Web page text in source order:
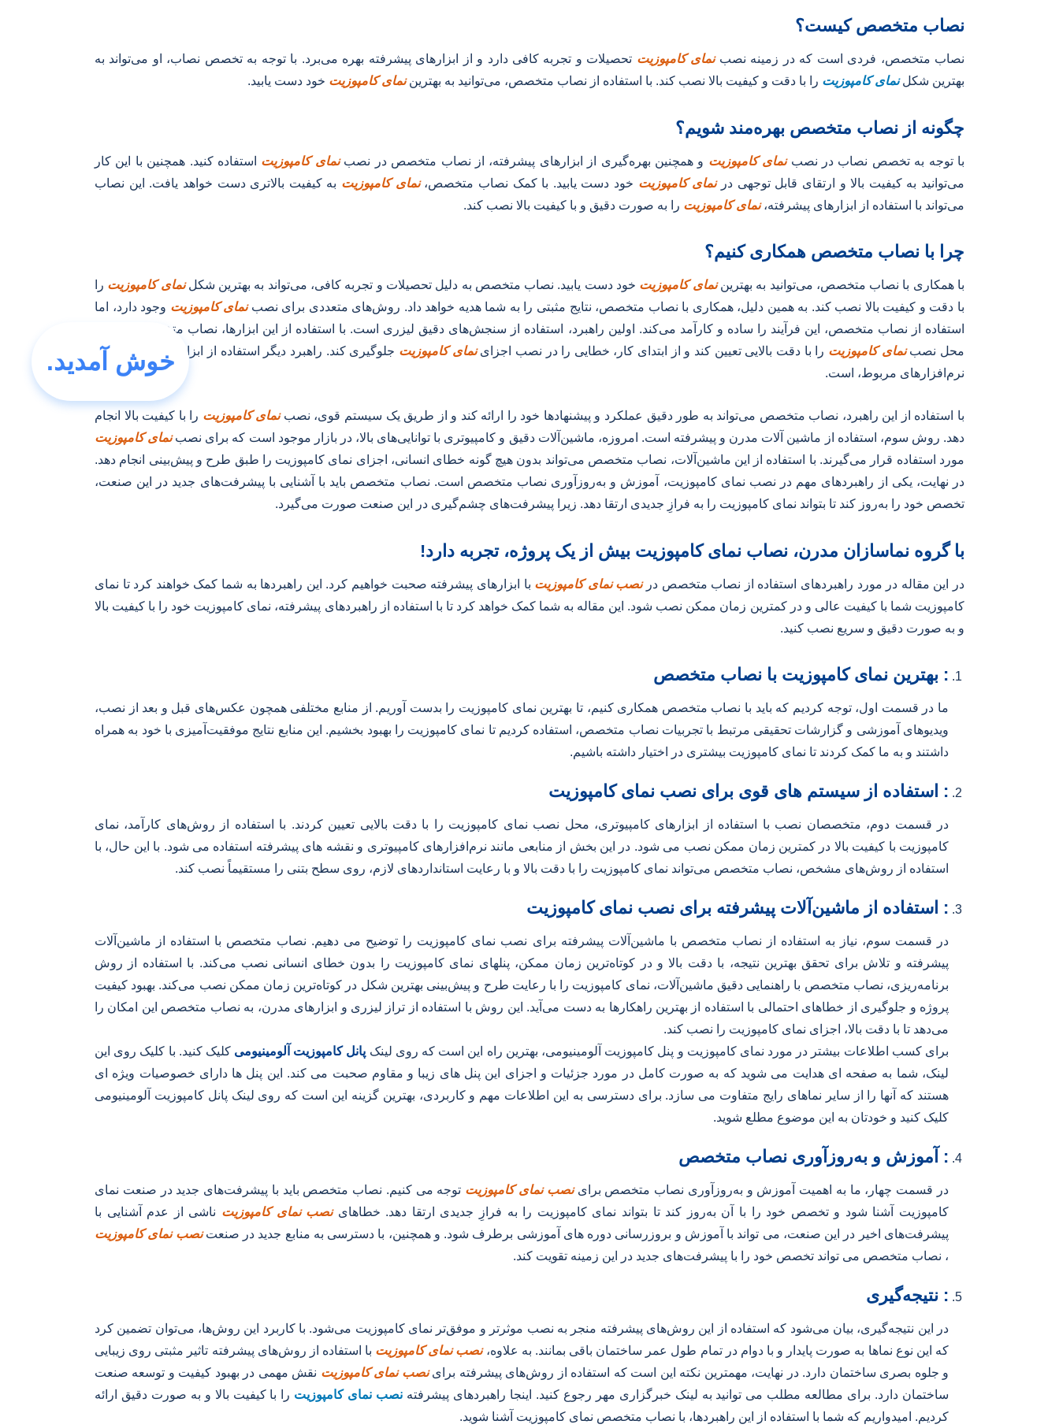
نصاب متخصص کیست؟
نصاب متخصص، فردی است که در زمینه نصبنمای کامپوزیت تحصیلات و تجربه کافی دارد و از ابزارهای پیشرفته بهره می‌برد. با توجه به تخصص نصاب، او می‌تواند به
بهترین شکلنمای کامپوزیت را با دقت و کیفیت بالا نصب کند. با استفاده از نصاب متخصص، می‌توانید به بهتریننمای کامپوزیت خود دست یابید.
چگونه از نصاب متخصص بهره‌مند شویم؟
با توجه به تخصص نصاب در نصبنمای کامپوزیت و همچنین بهره‌گیری از ابزارهای پیشرفته، از نصاب متخصص در نصبنمای کامپوزیت
استفاده کنید. همچنین با این کار
می‌توانید به کیفیت بالا و ارتقای قابل توجهی درنمای کامپوزیت خود دست یابید. با کمک نصاب متخصص،نمای کامپوزیت به کیفیت بالاتری دست خواهد یافت. این نصاب
می‌تواند با استفاده از ابزارهای پیشرفته،نمای کامپوزیت را به صورت دقیق و با کیفیت بالا نصب کند.
چرا با نصاب متخصص همکاری کنیم؟
با همکاری با نصاب متخصص، می‌توانید به بهتریننمای کامپوزیت خود دست یابید. نصاب متخصص به دلیل تحصیلات و تجربه کافی، می‌تواند به بهترین شکلنمای کامپوزیت را
با دقت و کیفیت بالا نصب کند. به همین دلیل، همکاری با نصاب متخصص، نتایج مثبتی را به شما هدیه خواهد داد. روش‌های متعددی برای نصبنمای کامپوزیت وجود دارد، اما
استفاده از نصاب متخصص، این فرآیند را ساده و کارآمد می‌کند. اولین راهبرد، استفاده از سنجش‌های دقیق لیزری است. با استفاده از این ابزارها، نصاب متخصص می‌تواند
محل نصبنمای کامپوزیت را با دقت بالایی تعیین کند و از ابتدای کار، خطایی را در نصب اجزاینمای کامپوزیت جلوگیری کند. راهبرد دیگر استفاده از ابزارهای کامپیوتری و
نرم‌افزارهای مربوط، است.
با استفاده از این راهبرد، نصاب متخصص می‌تواند به طور دقیق عملکرد و پیشنهادها خود را ارائه کند و از طریق یک سیستم قوی، نصبنمای کامپوزیت را با کیفیت بالا انجام
دهد. روش سوم، استفاده از ماشین آلات مدرن و پیشرفته است. امروزه، ماشین‌آلات دقیق و کامپیوتری با توانایی‌های بالا، در بازار موجود است که برای نصبنمای کامپوزیت
مورد استفاده قرار می‌گیرند. با استفاده از این ماشین‌آلات، نصاب متخصص می‌تواند بدون هیچ گونه خطای انسانی، اجزای نمای کامپوزیت را طبق طرح و پیش‌بینی انجام دهد.
در نهایت، یکی از راهبردهای مهم در نصب نمای کامپوزیت، آموزش و به‌روزآوری نصاب متخصص است. نصاب متخصص باید با آشنایی با پیشرفت‌های جدید در این صنعت،
تخصص خود را به‌روز کند تا بتواند نمای کامپوزیت را به فرازِ جدیدی ارتقا دهد. زیرا پیشرفت‌های چشم‌گیری در این صنعت صورت می‌گیرد.
با گروه نماسازان مدرن، نصاب نمای کامپوزیت بیش از یک پروژه، تجربه‌ دارد!
در این مقاله در مورد راهبردهای استفاده از نصاب متخصص درنصب نمای کامپوزیت با ابزارهای پیشرفته صحبت خواهیم کرد. این راهبردها به شما کمک خواهند کرد تا نمای
کامپوزیت شما با کیفیت عالی و در کمترین زمان ممکن نصب شود. این مقاله به شما کمک خواهد کرد تا با استفاده از راهبردهای پیشرفته، نمای کامپوزیت خود را با کیفیت بالا
و به صورت دقیق و سریع نصب کنید.
: بهترین نمای کامپوزیت با نصاب متخصص
ما در قسمت اول، توجه کردیم که باید با نصاب متخصص همکاری کنیم، تا بهترین نمای کامپوزیت را بدست آوریم. از منابع مختلفی همچون عکس‌های قبل و بعد از نصب،
ویدیوهای آموزشی و گزارشات تحقیقی مرتبط با تجربیات نصاب متخصص، استفاده کردیم تا نمای کامپوزیت را بهبود بخشیم. این منابع نتایج موفقیت‌آمیزی با خود به همراه
داشتند و به ما کمک کردند تا نمای کامپوزیت بیشتری در اختیار داشته باشیم.
: استفاده از سیستم های قوی برای نصب نمای کامپوزیت
در قسمت دوم، متخصصان نصب با استفاده از ابزارهای کامپیوتری، محل نصب نمای کامپوزیت را با دقت بالایی تعیین کردند. با استفاده از روش‌های کارآمد، نمای
کامپوزیت با کیفیت بالا در کمترین زمان ممکن نصب می شود. در این بخش از منابعی مانند نرم‌افزارهای کامپیوتری و نقشه های پیشرفته استفاده می شود. با این حال، با
استفاده از روش‌های مشخص، نصاب متخصص می‌تواند نمای کامپوزیت را با دقت بالا و با رعایت استانداردهای لازم، روی سطح بتنی را مستقیماً نصب کند.
: استفاده از ماشین‌آلات پیشرفته برای نصب نمای کامپوزیت
در قسمت سوم، نیاز به استفاده از نصاب متخصص با ماشین‌آلات پیشرفته برای نصب نمای کامپوزیت را توضیح می دهیم. نصاب متخصص با استفاده از ماشین‌آلات
پیشرفته و تلاش برای تحقق بهترین نتیجه، با دقت بالا و در کوتاه‌ترین زمان ممکن، پنلهای نمای کامپوزیت را بدون خطای انسانی نصب می‌کند. با استفاده از روش
برنامه‌ریزی، نصاب متخصص با راهنمایی دقیق ماشین‌آلات، نمای کامپوزیت را با رعایت طرح و پیش‌بینی بهترین شکل در کوتاه‌ترین زمان ممکن نصب می‌کند. بهبود کیفیت
پروژه و جلوگیری از خطاهای احتمالی با استفاده از بهترین راهکارها به دست می‌آید. این روش با استفاده از تراز لیزری و ابزارهای مدرن، به نصاب متخصص این امکان را
می‌دهد تا با دقت بالا، اجزای نمای کامپوزیت را نصب کند.
برای کسب اطلاعات بیشتر در مورد نمای کامپوزیت و پنل کامپوزیت آلومینیومی، بهترین راه این است که روی لینک پانل کامپوزیت آلومینیومی کلیک کنید. با کلیک روی این
لینک، شما به صفحه ای هدایت می شوید که به صورت کامل در مورد جزئیات و اجزای این پنل های زیبا و مقاوم صحبت می کند. این پنل ها دارای خصوصیات ویژه ای
هستند که آنها را از سایر نماهای رایج متفاوت می سازد. برای دسترسی به این اطلاعات مهم و کاربردی، بهترین گزینه این است که روی لینک پانل کامپوزیت آلومینیومی
کلیک کنید و خودتان به این موضوع مطلع شوید.
: آموزش و به‌روزآوری نصاب متخصص
در قسمت چهار، ما به اهمیت آموزش و به‌روزآوری نصاب متخصص براینصب نمای کامپوزیت توجه می کنیم. نصاب متخصص باید با پیشرفت‌های جدید در صنعت نمای
کامپوزیت آشنا شود و تخصص خود را با آن به‌روز کند تا بتواند نمای کامپوزیت را به فرازِ جدیدی ارتقا دهد. خطاهاینصب نمای کامپوزیت ناشی از عدم آشنایی با
پیشرفت‌های اخیر در این صنعت، می تواند با آموزش و بروزرسانی دوره های آموزشی برطرف شود. و همچنین، با دسترسی به منابع جدید در صنعتنصب نمای کامپوزیت
، نصاب متخصص می تواند تخصص خود را با پیشرفت‌های جدید در این زمینه تقویت کند.
: نتیجه‌گیری
در این نتیجه‌گیری، بیان می‌شود که استفاده از این روش‌های پیشرفته منجر به نصب موثرتر و موفق‌تر نمای کامپوزیت می‌شود. با کاربرد این روش‌ها، می‌توان تضمین کرد
که این نوع نماها به صورت پایدار و با دوام در تمام طول عمر ساختمان باقی بمانند. به علاوه،نصب نمای کامپوزیت با استفاده از روش‌های پیشرفته تاثیر مثبتی روی زیبایی
و جلوه بصری ساختمان دارد. در نهایت، مهمترین نکته این است که استفاده از روش‌های پیشرفته براینصب نمای کامپوزیت نقش مهمی در بهبود کیفیت و توسعه صنعت
ساختمان دارد. برای مطالعه مطلب می توانید به لینک خبرگزاری مهر رجوع کنید. اینجا راهبردهای پیشرفته نصب نمای کامپوزیت را با کیفیت بالا و به صورت دقیق ارائه
کردیم. امیدواریم که شما با استفاده از این راهبردها، با نصاب متخصص نمای کامپوزیت آشنا شوید.